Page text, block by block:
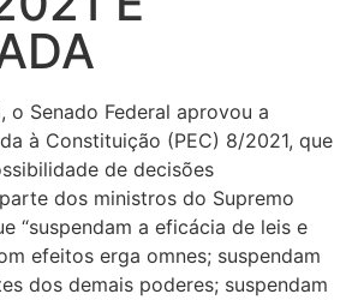
o Senado Federal aprovou a
à Constituição (PEC) 8/2021, que
de decisões
dos ministros do Supremo
“suspendam a eficácia de leis e
efeitos erga omnes; suspendam
dos demais poderes; suspendam